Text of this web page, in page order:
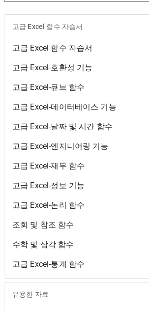
고급 Excel 함수 자습서
고급 Excel 함수 자습서
고급 Excel-호환성 기능
고급 Excel-큐브 함수
고급 Excel-데이터베이스 기능
고급 Excel-날짜 및 시간 함수
고급 Excel-엔지니어링 기능
고급 Excel-재무 함수
고급 Excel-정보 기능
고급 Excel-논리 함수
조회 및 참조 함수
수학 및 삼각 함수
고급 Excel-통계 함수
유용한 자료